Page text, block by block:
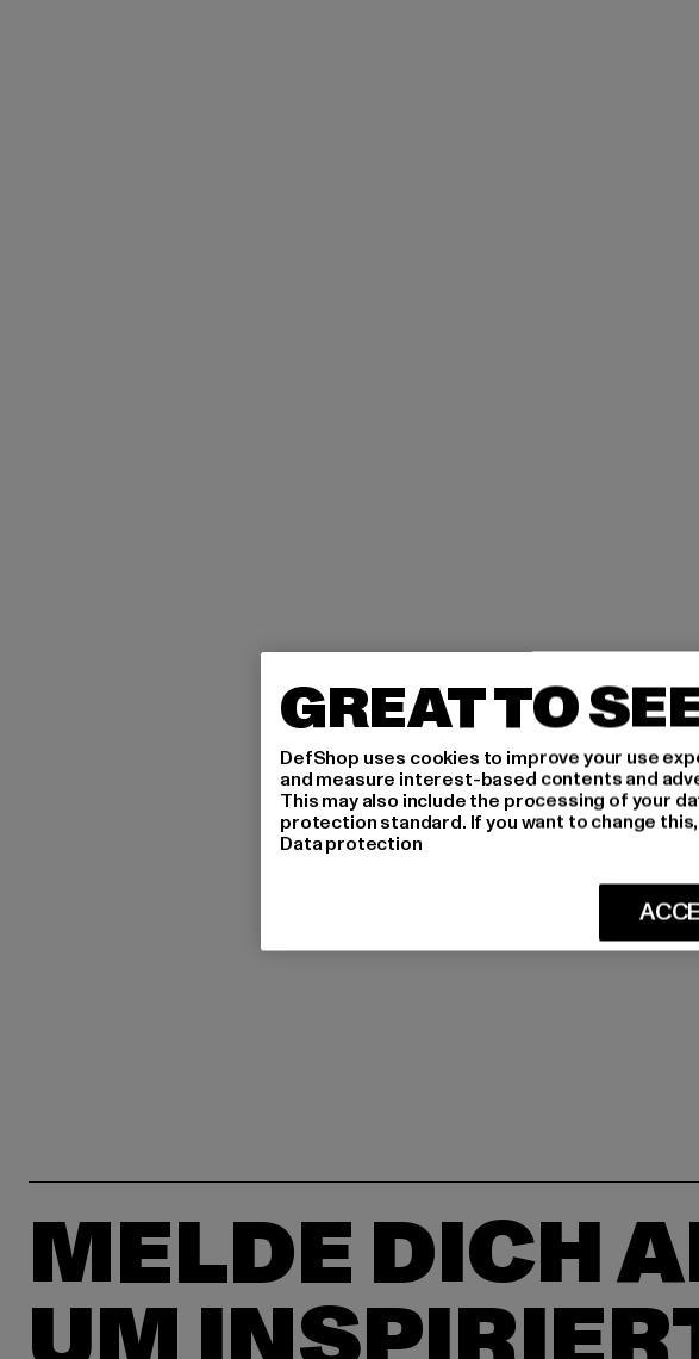
MELDE DICH
GREAT TO
DefShop uses cookies to improve your use
and measure interest-based contents and
This may also include the processing of your
protection standard. If you want to change
Data protection